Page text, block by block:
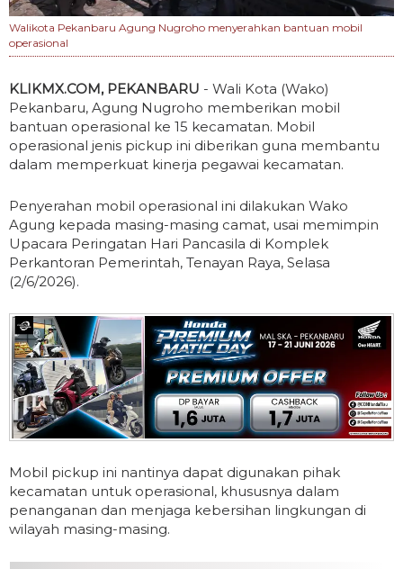
Walikota Pekanbaru Agung Nugroho menyerahkan bantuan mobil
operasional
KLIKMX.COM, PEKANBARU - Wali Kota (Wako)
Pekanbaru, Agung Nugroho memberikan mobil
bantuan operasional ke 15 kecamatan. Mobil
operasional jenis pickup ini diberikan guna membantu
dalam memperkuat kinerja pegawai kecamatan.
Penyerahan mobil operasional ini dilakukan Wako
Agung kepada masing-masing camat, usai memimpin
Upacara Peringatan Hari Pancasila di Komplek
Perkantoran Pemerintah, Tenayan Raya, Selasa
(2/6/2026).
Mobil pickup ini nantinya dapat digunakan pihak
kecamatan untuk operasional, khususnya dalam
penanganan dan menjaga kebersihan lingkungan di
wilayah masing-masing.